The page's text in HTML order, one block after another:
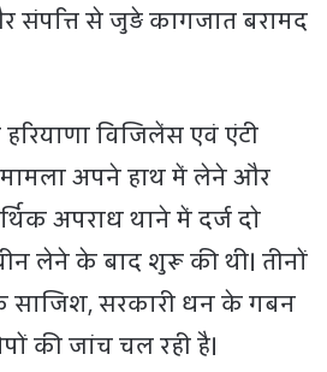
से जुड़े कागजात बरामद
विजिलेंस एवं एंटी
अपने हाथ में लेने और
अपराध थाने में दर्ज दो
लेने के बाद शुरू की थी। तीनों
साजिश, सरकारी धन के गबन
की जांच चल रही है।